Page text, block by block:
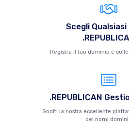
Scegli Qualsiasi
Registra il tuo dominio e
.REPUBLICAN
Goditi la nostra eccellente
dei nomi